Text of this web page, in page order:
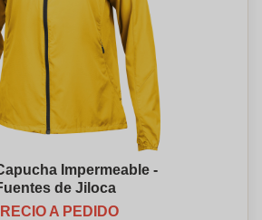
Impermeable -
de Jiloca
A PEDIDO